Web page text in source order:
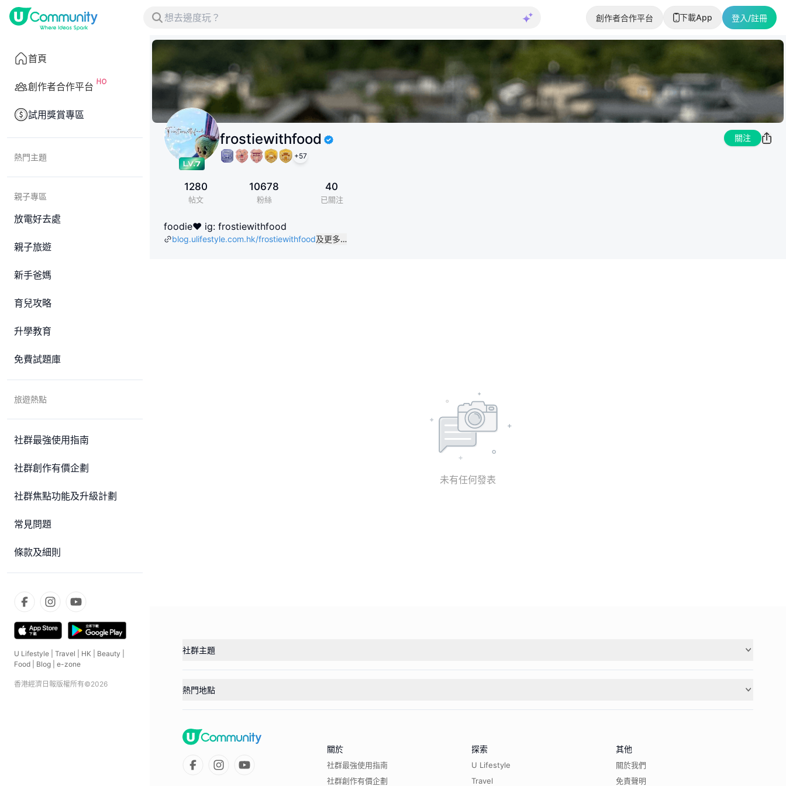
創作者合作平台 下載App 登入/註冊
首頁
創作者合作平台
試用獎賞專區
熱門主題
親子專區
放電好去處
親子旅遊
新手爸媽
育兒攻略
升學教育
免費試題庫
旅遊熱點
社群最強使用指南
社群創作有價企劃
社群焦點功能及升級計劃
常見問題
條款及細則
U Lifestyle Travel HK Beauty
Food
Blog e-zone
香港經濟日報版權所有©2026
frostiewithfood
+57
關注
1280
帖文
10678
粉絲
40
已關注
foodie❤️ ig: frostiewithfood
blog.ulifestyle.com.hk/frostiewithfood及更多…
未有任何發表
社群主題
熱門地點
關於
社群最強使用指南
社群創作有價企劃
探索
U Lifestyle
Travel
其他
關於我們
免責聲明